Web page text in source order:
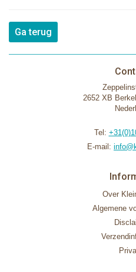
Ga terug
2652 XB
Tel:
E-mail:
Over
Algemene